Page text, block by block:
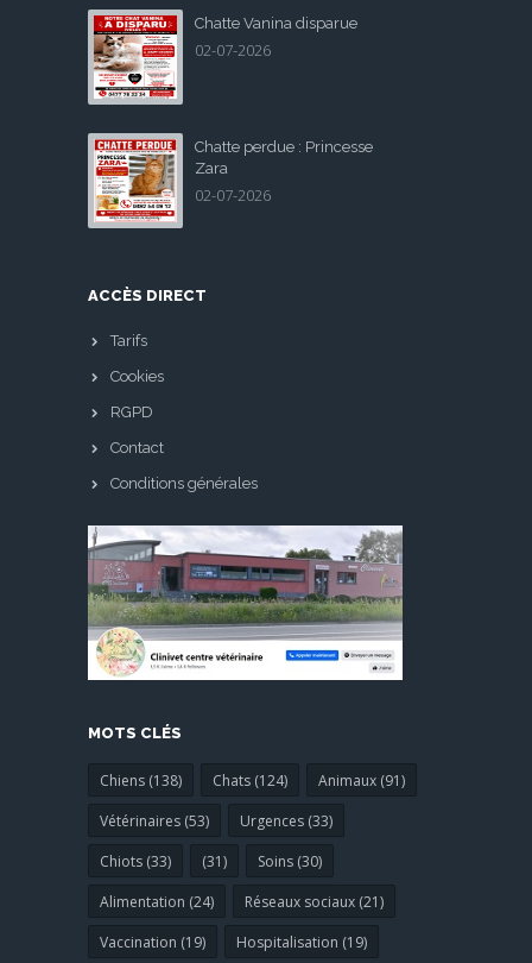
Chatte Vanina disparue
02-07-2026
Chatte perdue : Princesse
Zara
02-07-2026
ACCÈS DIRECT
Tarifs
Cookies
RGPD
Contact
Conditions générales
MOTS CLÉS
Chiens (138) Chats (124)
Animaux (91)
Vétérinaires (53)
Urgences (33)
Chiots (33)
(31)
Soins (30)
Alimentation (24)
Réseaux sociaux (21)
Vaccination (19)
Hospitalisation (19)